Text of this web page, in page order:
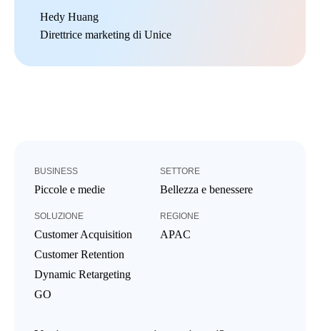
BUSINESS
Piccole e medie
SETTORE
Bellezza e benessere
SOLUZIONE
Customer Acquisition
Customer Retention
Dynamic Retargeting
GO
REGIONE
APAC
Hedy Huang
Direttrice marketing di Unice